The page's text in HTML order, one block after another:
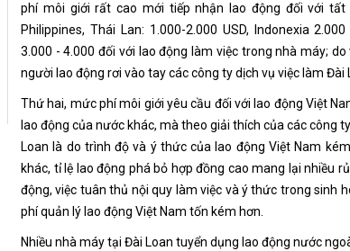
phí môi giới rất cao mới tiếp nhận lao động đối với tất
Philippines, Thái Lan: 1.000-2.000 USD, Indonexia
3.000 - 4.000 đối với lao động làm việc trong nhà máy;
người lao động rơi vào tay các công ty dịch vụ việc làm Đài
Thứ hai, mức phí môi giới yêu cầu đối với lao động Việt
lao động của nước khác, mà theo giải thích của các công
Loan là do trình độ và ý thức của lao động Việt Nam
khác, tỉ lệ lao động phá bỏ hợp đồng cao mang lại nhiều
động, việc tuân thủ nội quy làm việc và ý thức trong sinh
phí quản lý lao động Việt Nam tốn kém hơn.
Nhiều nhà máy tại Đài Loan tuyển dụng lao động nước